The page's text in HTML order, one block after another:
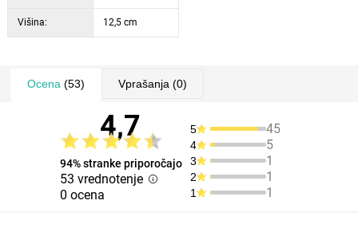
Višina: 12,5 cm
Ocena (53) Vprašanja (0)
4,7
94% stranke priporočajo
53 vrednotenje
0 ocena
5 45
4 5
3 1
2 1
1 1